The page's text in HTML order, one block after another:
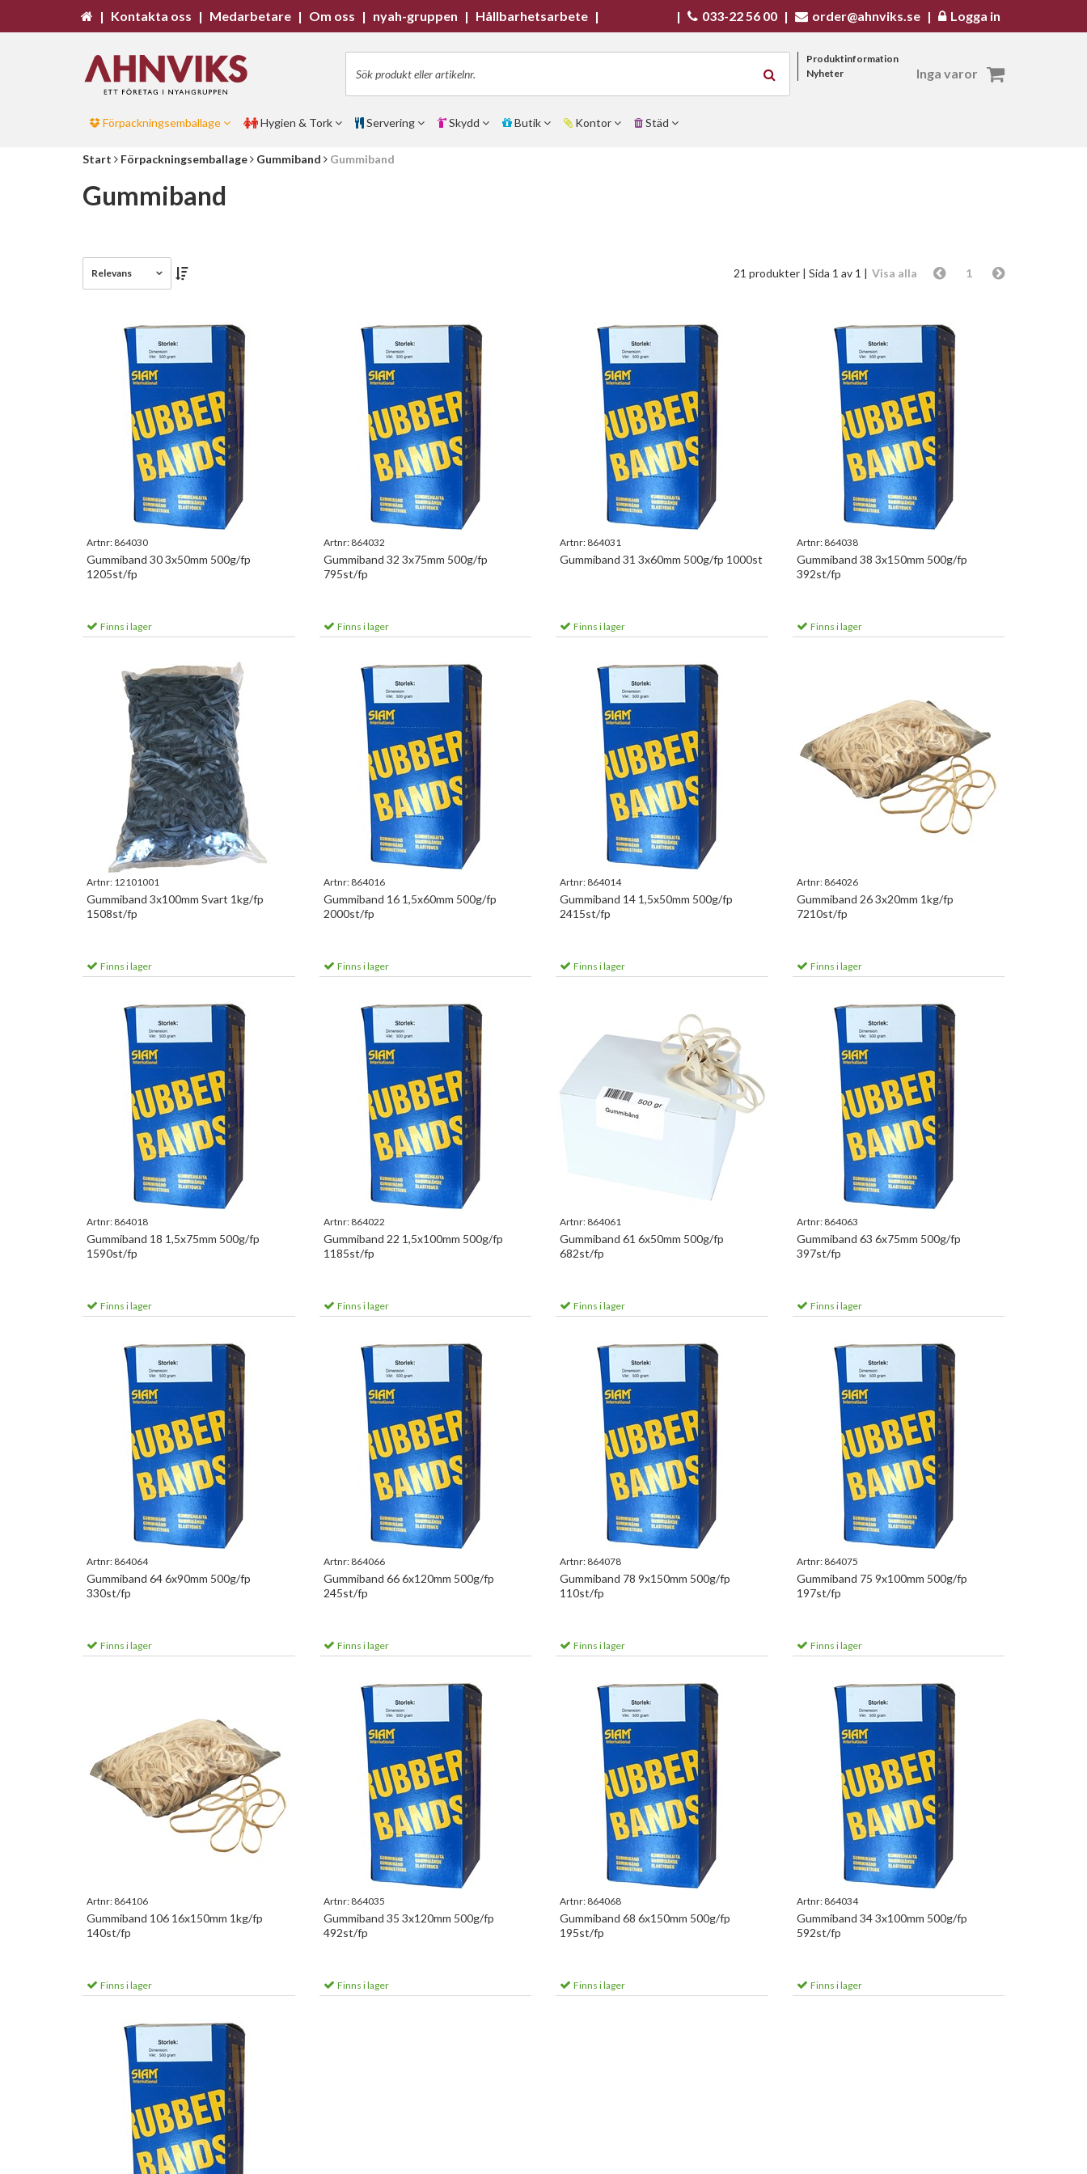
Start Förpackningsemballage Gummiband Gummiband
Gummiband
Relevans 1
Visa alla
21 produkter | Sida 1 av 1 |
Artnr: 864030
Gummiband 30 3x50mm 500g/fp
1205st/fp
Finns i lager
Artnr: 864032
Gummiband 32 3x75mm 500g/fp
795st/fp
Finns i lager
Artnr: 864031
Gummiband 31 3x60mm 500g/fp 1000st
Finns i lager
Artnr: 864038
Gummiband 38 3x150mm 500g/fp
392st/fp
Finns i lager
Artnr: 12101001
Gummiband 3x100mm Svart 1kg/fp
1508st/fp
Finns i lager
Artnr: 864016
Gummiband 16 1,5x60mm 500g/fp
2000st/fp
Finns i lager
Artnr: 864014
Gummiband 14 1,5x50mm 500g/fp
2415st/fp
Finns i lager
Artnr: 864026
Gummiband 26 3x20mm 1kg/fp
7210st/fp
Finns i lager
Artnr: 864018
Gummiband 18 1,5x75mm 500g/fp
1590st/fp
Finns i lager
Artnr: 864022
Gummiband 22 1,5x100mm 500g/fp
1185st/fp
Finns i lager
Artnr: 864061
Gummiband 61 6x50mm 500g/fp
682st/fp
Finns i lager
Artnr: 864063
Gummiband 63 6x75mm 500g/fp
397st/fp
Finns i lager
Artnr: 864064
Gummiband 64 6x90mm 500g/fp
330st/fp
Finns i lager
Artnr: 864066
Gummiband 66 6x120mm 500g/fp
245st/fp
Finns i lager
Artnr: 864078
Gummiband 78 9x150mm 500g/fp
110st/fp
Finns i lager
Artnr: 864075
Gummiband 75 9x100mm 500g/fp
197st/fp
Finns i lager
Artnr: 864106
Gummiband 106 16x150mm 1kg/fp
140st/fp
Finns i lager
Artnr: 864035
Gummiband 35 3x120mm 500g/fp
492st/fp
Finns i lager
Artnr: 864068
Gummiband 68 6x150mm 500g/fp
195st/fp
Finns i lager
Artnr: 864034
Gummiband 34 3x100mm 500g/fp
592st/fp
Finns i lager
| Kontakta oss | Medarbetare | Om oss | nyah-gruppen | Hållbarhetsarbete | | 033-22 56 00 | order@ahnviks.se | Logga in
Produktinformation
Nyheter
Inga varor
Förpackningsemballage Hygien & Tork Servering Skydd Butik Kontor Städ